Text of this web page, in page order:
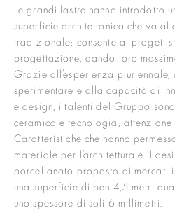
Le grandi lastre hanno introdotto
superficie architettonica che va
tradizionale: consente ai
progettazione, dando loro
Grazie all’esperienza
sperimentare e alla capacità di
e design, i talenti del Gruppo
ceramica e tecnologia, attenzione
Caratteristiche che hanno
materiale per l’architettura e il
porcellanato proposto ai mercati
una superficie di ben 4,5 metri
uno spessore di soli 6 millimetri.